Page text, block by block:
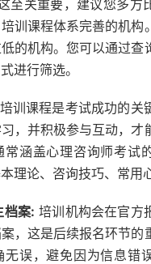
至关重要，建议您多方
训课程体系完善的机构
的机构。您可以通过查
进行筛选。
培训课程是考试成功的关
，并积极参与互动，才
涵盖心理咨询师考试
理论、咨询技巧、常用
档案: 培训机构会在官方
，这是后续报名环节的
无误，避免因为信息错